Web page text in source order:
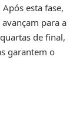
esta fase,
para a
de final,
garantem o